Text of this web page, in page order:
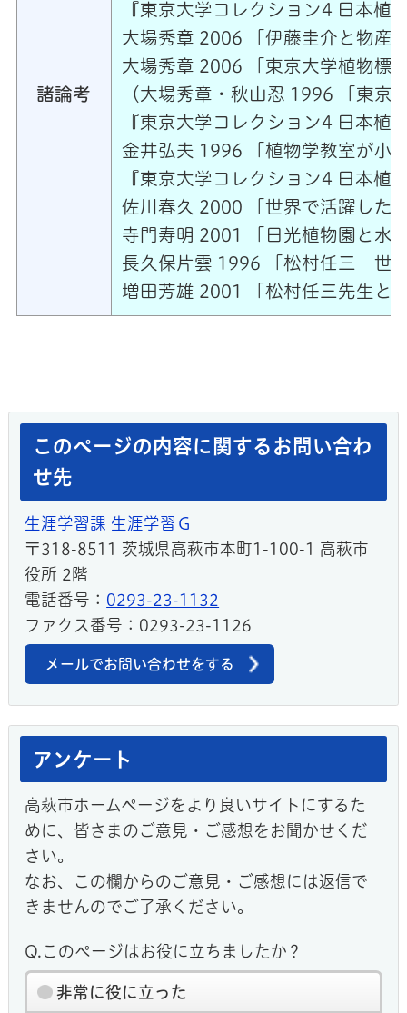
諸論考
『東京大学コレクション4 日本
大場秀章 2006 「伊藤圭介と物産
大場秀章 2006 「東京大学植物標
（大場秀章・秋山忍 1996 「東京
『東京大学コレクション4 日本
金井弘夫 1996 「植物学教室が小
『東京大学コレクション4 日本
佐川春久 2000 「世界で活躍した
寺門寿明 2001 「日光植物園と水
長久保片雲 1996 「松村任三―世
増田芳雄 2001 「松村任三先生と
このページの内容に関するお問い合わ
せ先
生涯学習課 生涯学習Ｇ
〒318-8511 茨城県高萩市本町1-100-1 高萩市
役所 2階
電話番号： 0293-23-1132
ファクス番号：0293-23-1126
メールでお問い合わせをする
アンケート
高萩市ホームページをより良いサイトにするた
めに、皆さまのご意見・ご感想をお聞かせくだ
さい。
なお、この欄からのご意見・ご感想には返信で
きませんのでご了承ください。
Q.このページはお役に立ちましたか？
非常に役に立った